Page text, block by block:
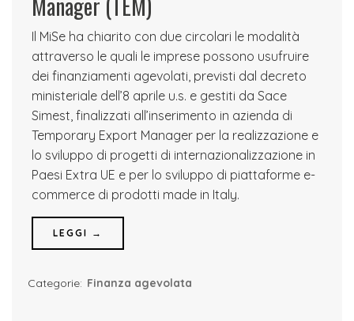
Il MiSe ha chiarito con due circolari le modalità
attraverso le quali le imprese possono usufruire
dei finanziamenti agevolati, previsti dal decreto
ministeriale dell’8 aprile u.s. e gestiti da Sace
Simest, finalizzati all’inserimento in azienda di
Temporary Export Manager per la realizzazione e
lo sviluppo di progetti di internazionalizzazione in
Paesi Extra UE e per lo sviluppo di piattaforme e-
commerce di prodotti made in Italy.
LEGGI →
Categorie: Finanza agevolata